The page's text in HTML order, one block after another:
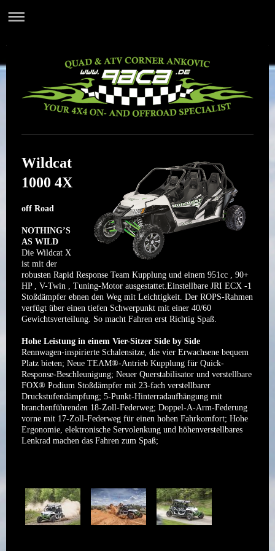
Wildcat
1000 4X
off Road
NOTHING’S
AS WILD
Die Wildcat X
ist mit der
robusten Rapid Response Team Kupplung und einem 951cc , 90+
HP , V-Twin , Tuning-Motor ausgestattet.Einstellbare JRI ECX -1
Stoßdämpfer ebnen den Weg mit Leichtigkeit. Der ROPS-Rahmen
verfügt über einen tiefen Schwerpunkt mit einer 40/60
Gewichtsverteilung. So macht Fahren erst Richtig Spaß.
Hohe Leistung in einem Vier-Sitzer Side by Side
Rennwagen-inspirierte Schalensitze, die vier Erwachsene bequem
Platz bieten; Neue TEAM®-Antrieb Kupplung für Quick-
Response-Beschleunigung; Neuer Querstabilisator und verstellbare
FOX® Podium Stoßdämpfer mit 23-fach verstellbarer
Druckstufendämpfung; 5-Punkt-Hinterradaufhängung mit
branchenführenden 18-Zoll-Federweg; Doppel-A-Arm-Federung
vorne mit 17-Zoll-Federweg für einen hohen Fahrkomfort; Hohe
Ergonomie, elektronische Servolenkung und höhenverstellbares
Lenkrad machen das Fahren zum Spaß;